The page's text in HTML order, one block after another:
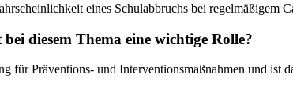
eines Schulabbruchs bei regelmäßigem
diesem Thema eine wichtige Rolle?
für Präventions- und Interventionsmaßnahmen und ist